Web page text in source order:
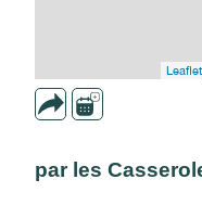
Leaflet
par les